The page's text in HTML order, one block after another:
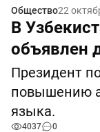
Общество22
В
объявлен
Президент
повышению
языка.
4037 0